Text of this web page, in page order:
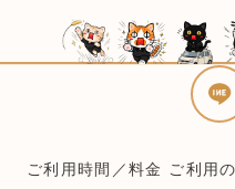
ご利用時間／料金 ご利用